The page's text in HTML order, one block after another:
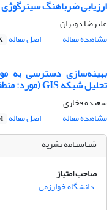
ارزیابی ضرباهنگ
علیرضا دویران
مشاهده مقاله
اصل مقاله
تحلیل شبکه GIS (مورد: منطقه ۱۲تهران)
سعیده فخاری
مشاهده مقاله
اصل مقاله
شناسنامه نشریه
صاحب امتیاز
دانشگاه خوارزمی